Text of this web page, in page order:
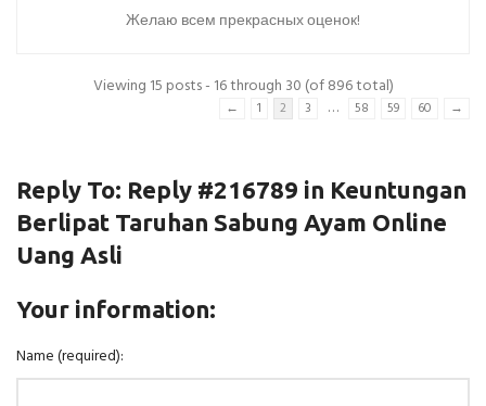
Желаю всем прекрасных оценок!
Viewing 15 posts - 16 through 30 (of 896 total)
← 1 2 3 … 58 59 60 →
Reply To: Reply #216789 in Keuntungan
Berlipat Taruhan Sabung Ayam Online
Uang Asli
Your information:
Name (required):